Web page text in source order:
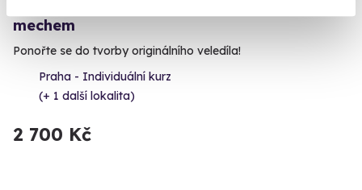
mechem
Ponořte se do tvorby originálního veledíla!
Praha - Individuální kurz
(+ 1 další lokalita)
2 700 Kč